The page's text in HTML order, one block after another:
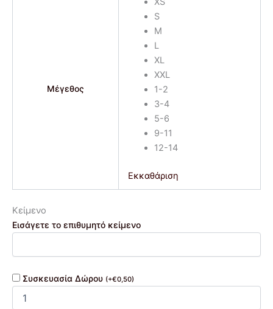
Μέγεθος
S
M
L
XL
XXL
1-2
3-4
5-6
9-11
12-14
Εκκαθάριση
Κείμενο
Εισάγετε το επιθυμητό κείμενο
Συσκευασία Δώρου (+€0,50)